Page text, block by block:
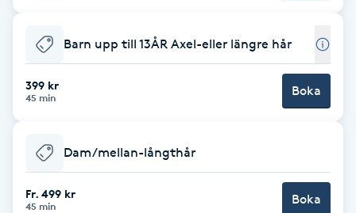
C
Celluliter
Coachning
Barn upp till 13ÅR Axel-eller längre hår
399 kr
45 min Boka
Dam/mellan-långthår
Fr. 499 kr
45 min Boka